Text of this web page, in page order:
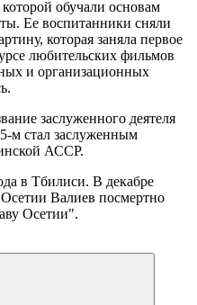
обучали основам
Ее воспитанники сняли
которая заняла первое
любительских фильмов
и организационных
заслуженного деятеля
м стал заслуженным
АССР.
в Тбилиси. В декабре
Валиев посмертно
Осетии".